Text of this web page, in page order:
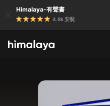
Himalaya-有聲書
4.8k 安裝